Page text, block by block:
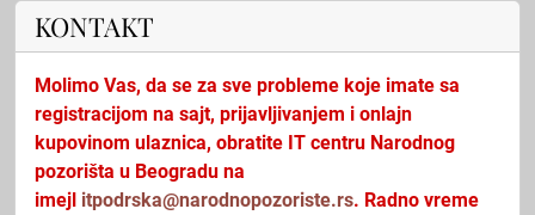
KONTAKT
Molimo Vas, da se za sve probleme koje imate sa
registracijom na sajt, prijavljivanjem i onlajn
kupovinom ulaznica, obratite IT centru Narodnog
pozorišta u Beogradu na
imejl itpodrska@narodnopozoriste.rs. Radno vreme